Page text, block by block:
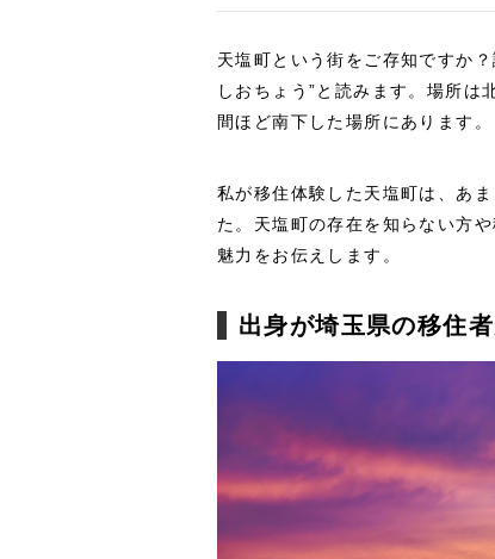
天塩町という街をご存知ですか
しおちょう”と読みます。場所
間ほど南下した場所にあります。
私が移住体験した天塩町は、あ
た。天塩町の存在を知らない方
魅力をお伝えします。
出身が埼玉県の移住